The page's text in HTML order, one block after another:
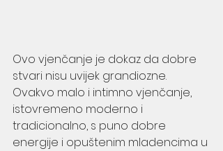
Ovo vjenčanje je dokaz da dobre
stvari nisu uvijek grandiozne.
Ovakvo malo i intimno vjenčanje,
istovremeno moderno i
tradicionalno, s puno dobre
energije i opuštenim mladencima u